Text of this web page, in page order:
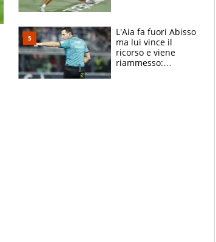
L'Aia fa fuori Abisso
ma lui vince il
ricorso e viene
riammesso: